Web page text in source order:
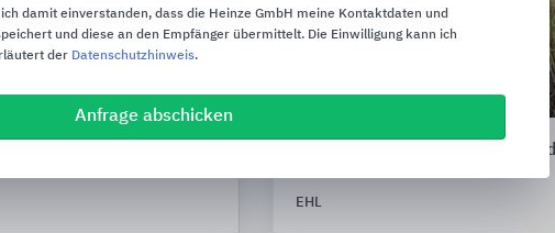
Betonsteine für den Garten- und
EHL
damit einverstanden, dass die Heinze GmbH meine Kontaktdaten und
und diese an den Empfänger übermittelt. Die Einwilligung kann ich
der Datenschutzhinweis.
Anfrage abschicken